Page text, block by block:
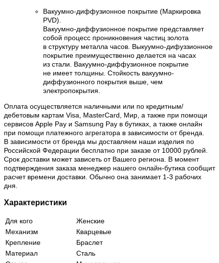
Вакуумно-диффузионное покрытие (Маркировка
PVD).
Вакуумно-диффузионное покрытие представляет
собой процесс проникновения частиц золота
в структуру металла часов. Выкуумно-дифуззионное
покрытие преимущественно делается на часах
из стали. Вакуумно-диффузионное покрытие
не имеет толщины. Стойкость вакуумно-
диффузионного покрытия выше, чем
электропокрытия.
Оплата осуществляется наличными или по кредитным/
дебетовым картам Visa, MasterCard, Мир, а также при помощи
сервисов Apple Pay и Samsung Pay в бутиках, а также онлайн
при помощи платежного агрегатора в зависимости от бренда.
В зависимости от бренда мы доставляем наши изделия по
Российской Федерации бесплатно при заказе от 10000 рублей.
Срок доставки может зависеть от Вашего региона. В момент
подтверждения заказа менеджер нашего онлайн-бутика сообщит
расчет времени доставки. Обычно она занимает 1-3 рабочих
дня.
Характеристики
Для кого
Женские
Механизм
Кварцевые
Крепление
Браслет
Материал
Сталь